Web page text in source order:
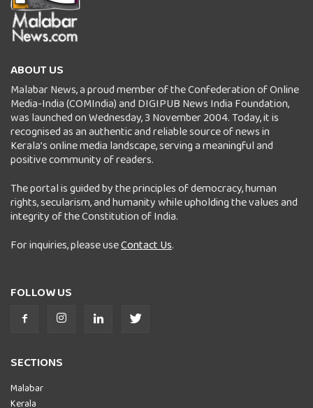
ABOUT US
Malabar News, a proud member of the Confederation of Online
Media-India (COMIndia) and DIGIPUB News India Foundation,
was launched on Wednesday, 3 November 2004. Today, it is
recognised as an authentic and reliable source of news in
Kerala’s online media landscape, serving a meaningful and
positive community of readers.
The portal is guided by the principles of democracy, human
rights, secularism, and humanity while upholding the values and
integrity of the Constitution of India.
For inquiries, please useContact Us.
FOLLOW US
SECTIONS
Malabar
Kerala